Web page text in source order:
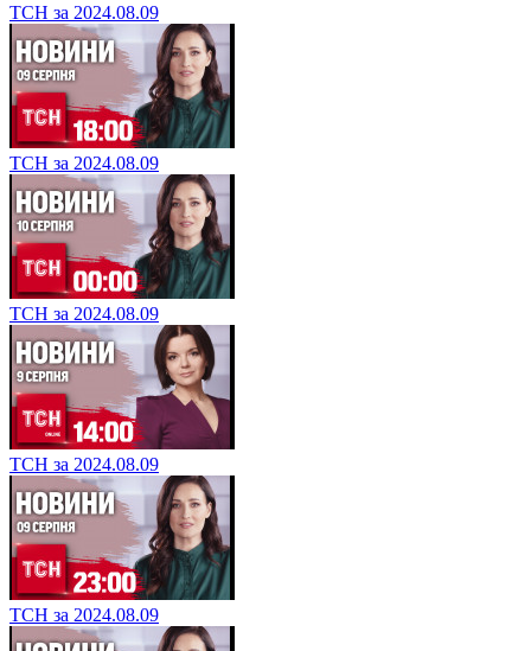
ТСН за 2024.08.09
ТСН за 2024.08.09
ТСН за 2024.08.09
ТСН за 2024.08.09
ТСН за 2024.08.09